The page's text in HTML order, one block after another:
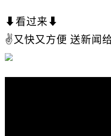
⬇看过来⬇
✌又快又方便 送新闻